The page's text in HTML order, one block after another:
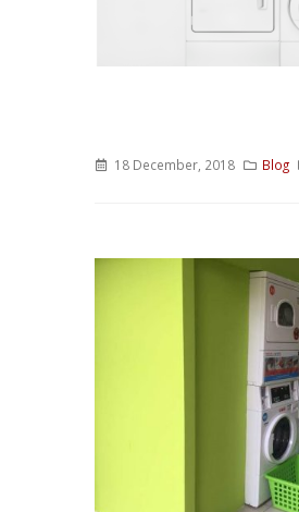
18 December, 2018 Blog